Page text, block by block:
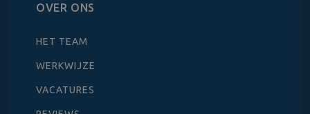
OVER ONS
HET TEAM
WERKWIJZE
VACATURES